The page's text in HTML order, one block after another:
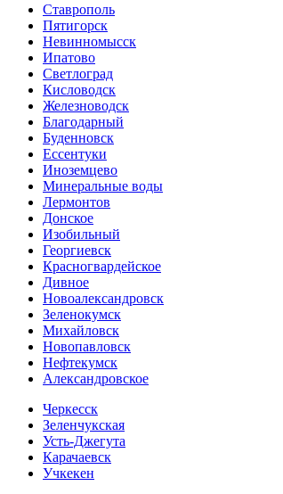
Ставрополь
Пятигорск
Невинномысск
Ипатово
Светлоград
Кисловодск
Железноводск
Благодарный
Буденновск
Ессентуки
Иноземцево
Минеральные воды
Лермонтов
Донское
Изобильный
Георгиевск
Красногвардейское
Дивное
Новоалександровск
Зеленокумск
Михайловск
Новопавловск
Нефтекумск
Александровское
Черкесск
Зеленчукская
Усть-Джегута
Карачаевск
Учкекен